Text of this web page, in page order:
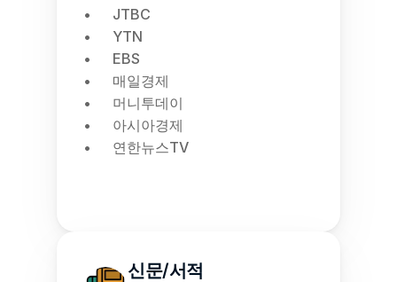
JTBC
YTN
EBS
매일경제
머니투데이
아시아경제
연한뉴스TV
신문/서적